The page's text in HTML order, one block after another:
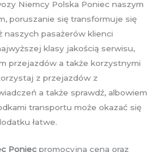
Niemcy Polska Poniec naszym
poruszanie się transformuje się
naszych pasażerów klienci
klasy jakością serwisu,
przejazdów a także korzystnymi
z przejazdów z
a także sprawdź, albowiem
transportu może okazać się
łatwe.
Poniec promocyjna cena oraz